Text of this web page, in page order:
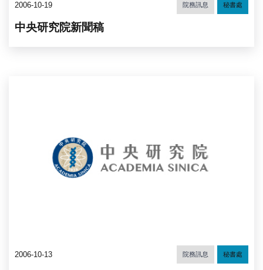
2006-10-19 院務訊息 秘書處
中央研究院新聞稿
2006-10-13 院務訊息 秘書處